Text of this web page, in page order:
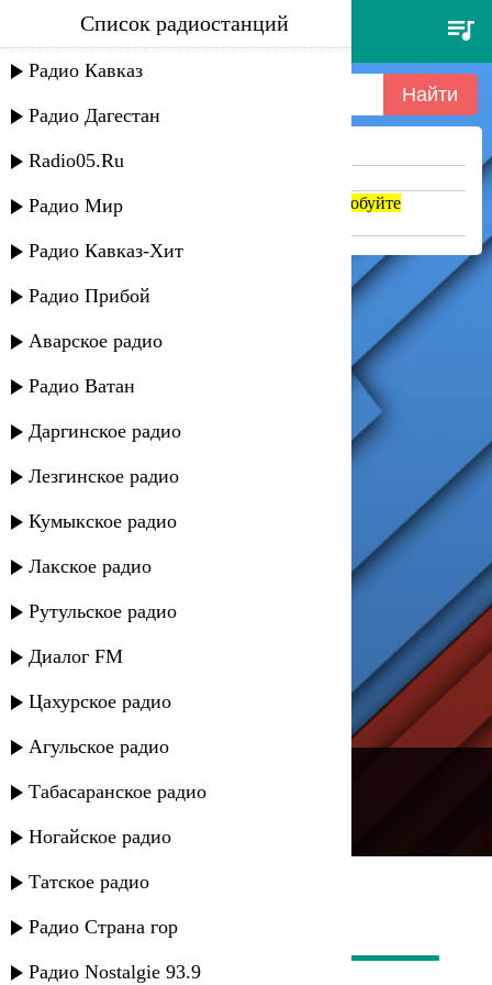
dr alban - it's my life
Список радиостанций
Радио Кавказ
Радио Дагестан
Radio05.Ru
Радио Мир
Радио Кавказ-Хит
Радио Прибой
Аварское радио
Радио Ватан
Даргинское радио
Лезгинское радио
Кумыкское радио
Лакское радио
Рутульское радио
Диалог FM
Цахурское радио
Агульское радио
Табасаранское радио
Ногайское радио
Татское радио
Радио Страна гор
Радио Nostalgie 93.9
Ничего не найдено =(
Если название написано транслитом, попробуйте
поменять на русский. abc => абц
---
Русское радио